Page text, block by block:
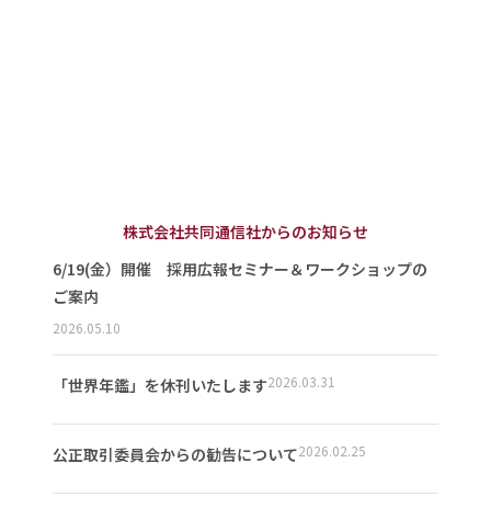
株式会社共同通信社からのお知らせ
6/19(金）開催 採用広報セミナー＆ワークショップの
ご案内
2026.05.10
「世界年鑑」を休刊いたします2026.03.31
公正取引委員会からの勧告について2026.02.25